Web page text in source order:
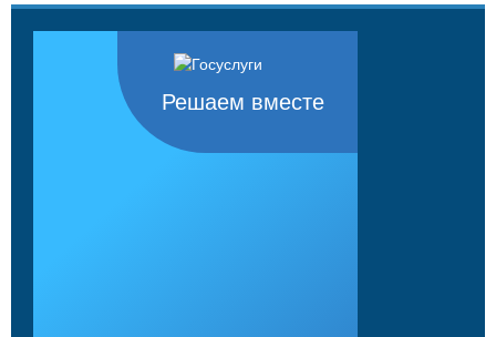
Решаем вместе